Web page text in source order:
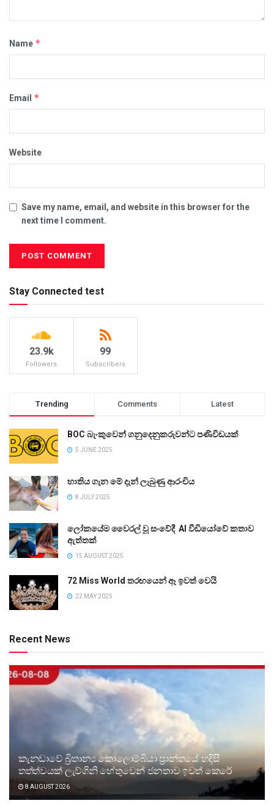
Name *
Email *
Website
Save my name, email, and website in this browser for the
next time I comment.
Stay Connected test
23.9k
Followers
99
Subscribers
Trending Comments Latest
BOC බැංකුවෙන් ගනුදෙනුකරුවන්ට පණිවිඩයක්
5 JUNE 2025
භාතිය ගැන මේ දැන් ලැබුණු ආරංචිය
8 JULY 2025
ලෝකයේම වෛරල් වූ සංවේදී AI වීඩියෝවේ කතාව
ඇත්තක්
15 AUGUST 2025
72 Miss World තරඟයෙන් ඈ ඉවත් වෙයි
22 MAY 2025
Recent News
කැනඩාවේ බ්‍රිතාන්‍ය කොලොම්බියා ප්‍රාන්තයේ හදිසි
තත්ත්වයක් ලැව්ගිනි හේතුවෙන් ජනතාව ඉවත් කෙරේ
8 AUGUST 2026